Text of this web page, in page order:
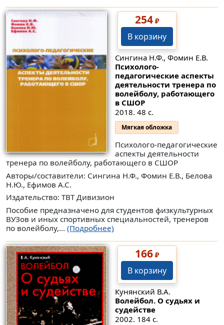
254₽
В корзину
Сингина Н.Ф., Фомин Е.В.
Психолого-
педагогические аспекты
деятельности тренера по
волейболу, работающего
в СШОР
2018. 48 с.
Мягкая обложка
Психолого-педагогические
аспекты деятельности
тренера по волейболу, работающего в СШОР
Авторы/составители: Сингина Н.Ф., Фомин Е.В., Белова
Н.Ю., Ефимов А.С.
Издательство: ТВТ Дивизион
Пособие предназначено для студентов физкультурных
ВУЗов и иных спортивных специальностей, тренеров
по волейболу,... (Подробнее)
166₽
В корзину
Кунянский В.А.
Волейбол. О судьях и
судействе
2002. 184 с.